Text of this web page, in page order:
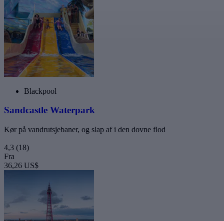
Blackpool
Sandcastle Waterpark
Kør på vandrutsjebaner, og slap af i den dovne flod
4,3 (18)
Fra
36,26 US$